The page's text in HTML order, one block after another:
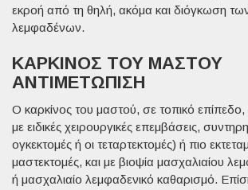
εκροή από τη θηλή, ακόμα και διόγκωση
λεμφαδένων.
ΚΑΡΚΊΝΟΣ ΤΟΥ ΜΑΣΤΟΎ
ΑΝΤΙΜΕΤΏΠΙΣΗ
Ο καρκίνος του μαστού, σε τοπικό επίπεδο,
με ειδικές χειρουργικές επεμβάσεις,
ογκεκτομές ή οι τεταρτεκτομές) ή πιο
μαστεκτομές, και με βιοψία μασχαλιαίου
ή μασχαλιαίο λεμφαδενικό καθαρισμό.